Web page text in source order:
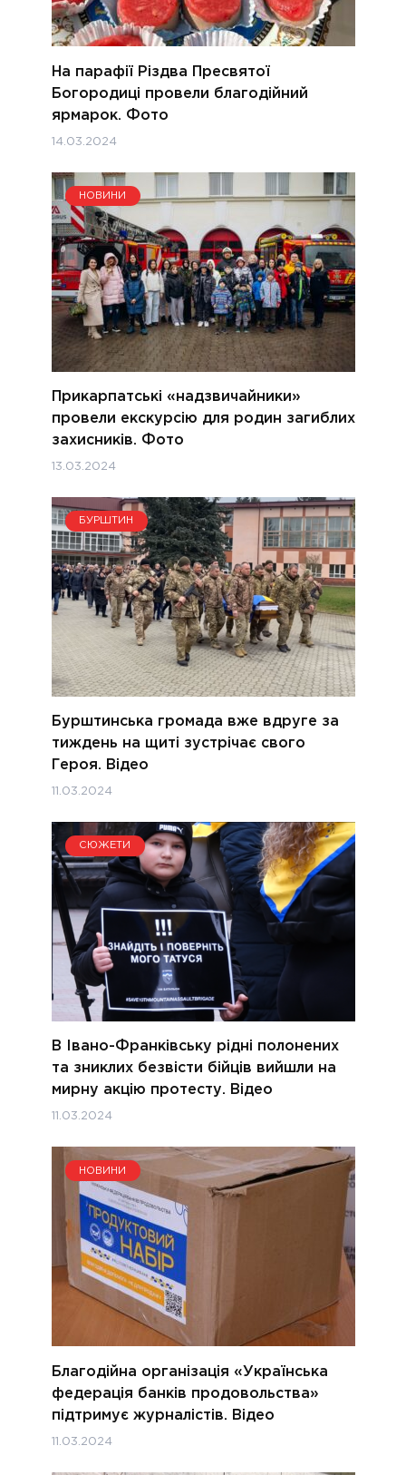
На парафії Різдва Пресвятої
Богородиці провели благодійний
ярмарок. Фото
14.03.2024
НОВИНИ
Прикарпатські «надзвичайники»
провели екскурсію для родин загиблих
захисників. Фото
13.03.2024
БУРШТИН
Бурштинська громада вже вдруге за
тиждень на щиті зустрічає свого
Героя. Відео
11.03.2024
СЮЖЕТИ
В Івано-Франківську рідні полонених
та зниклих безвісти бійців вийшли на
мирну акцію протесту. Відео
11.03.2024
НОВИНИ
Благодійна організація «Українська
федерація банків продовольства»
підтримує журналістів. Відео
11.03.2024